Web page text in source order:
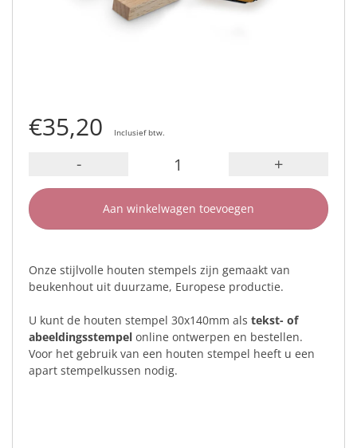
€35,20 Inclusief btw.
- +
Aan winkelwagen toevoegen
Onze stijlvolle houten stempels zijn gemaakt van
beukenhout uit duurzame, Europese productie.
U kunt de houten stempel 30x140mm als tekst- of
abeeldingsstempel online ontwerpen en bestellen.
Voor het gebruik van een houten stempel heeft u een
apart stempelkussen nodig.